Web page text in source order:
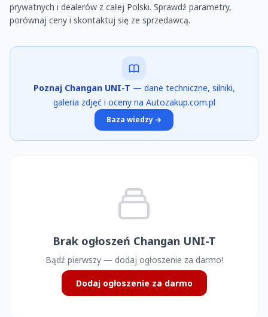
prywatnych i dealerów z całej Polski. Sprawdź parametry,
porównaj ceny i skontaktuj się ze sprzedawcą.
Poznaj Changan UNI-T — dane techniczne, silniki,
galeria zdjęć i oceny na Autozakup.com.pl
Baza wiedzy →
Brak ogłoszeń Changan UNI-T
Bądź pierwszy — dodaj ogłoszenie za darmo!
Dodaj ogłoszenie za darmo